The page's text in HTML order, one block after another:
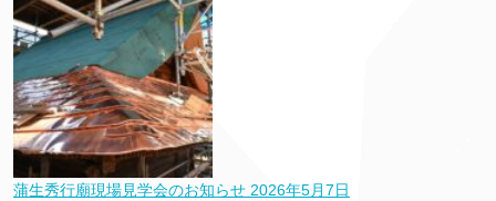
蒲生秀行廟現場見学会のお知らせ 2026年5月7日